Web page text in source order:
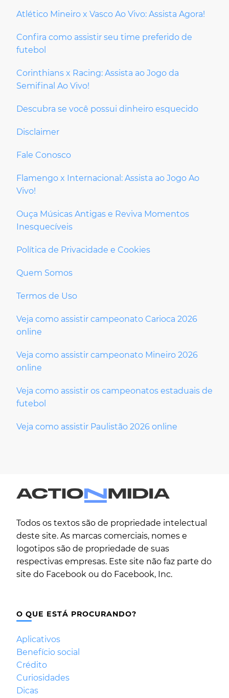
Atlético Mineiro x Vasco Ao Vivo: Assista Agora!
Confira como assistir seu time preferido de
futebol
Corinthians x Racing: Assista ao Jogo da
Semifinal Ao Vivo!
Descubra se você possui dinheiro esquecido
Disclaimer
Fale Conosco
Flamengo x Internacional: Assista ao Jogo Ao
Vivo!
Ouça Músicas Antigas e Reviva Momentos
Inesquecíveis
Política de Privacidade e Cookies
Quem Somos
Termos de Uso
Veja como assistir campeonato Carioca 2026
online
Veja como assistir campeonato Mineiro 2026
online
Veja como assistir os campeonatos estaduais de
futebol
Veja como assistir Paulistão 2026 online
Todos os textos são de propriedade intelectual
deste site. As marcas comerciais, nomes e
logotipos são de propriedade de suas
respectivas empresas. Este site não faz parte do
site do Facebook ou do Facebook, Inc.
O QUE ESTÁ PROCURANDO?
Aplicativos
Benefício social
Crédito
Curiosidades
Dicas